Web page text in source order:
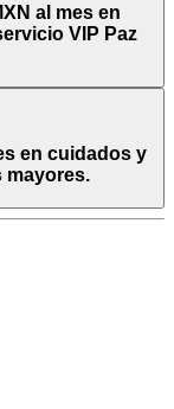
al mes en
VIP Paz
en cuidados y
mayores.